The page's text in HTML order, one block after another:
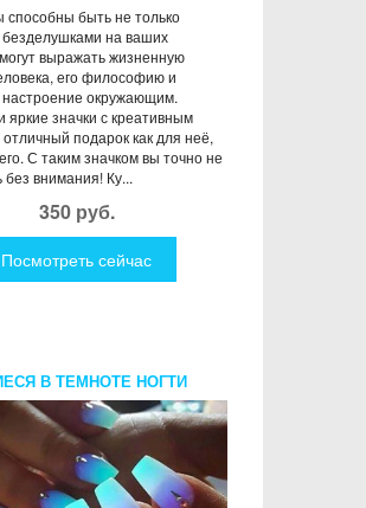
способны быть не только
на ваших
выражать жизненную
его философию и
окружающим.
яркие значки с креативным
подарок как для неё,
С таким значком вы точно не
без внимания! Ку...
350 руб.
Посмотреть сейчас
В ТЕМНОТЕ НОГТИ